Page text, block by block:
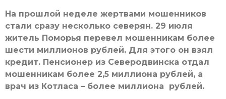
На прошлой неделе жертвами мошенников
стали сразу несколько северян. 29 июля
житель Поморья перевел мошенникам более
шести миллионов рублей. Для этого он взял
кредит. Пенсионер из Северодвинска отдал
мошенникам более 2,5 миллиона рублей, а
врач из Котласа – более миллиона рублей.